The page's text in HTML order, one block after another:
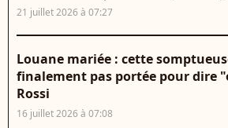
21 juillet 2026 à 07:27
Louane mariée : cette
finalement pas portée pour dire
Rossi
16 juillet 2026 à 07:08